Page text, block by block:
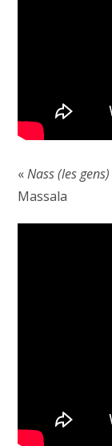
«Nass (les gens)
Massala